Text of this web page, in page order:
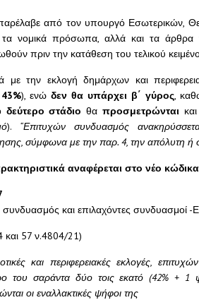
από τον υπουργό Εσωτερικών,
νομικά πρόσωπα, αλλά και τα
πριν την κατάθεση του τελικού
με την εκλογή δημάρχων και
43%), ενώ δεν θα υπάρχει β΄ γύρος ,
δεύτερο στάδιοθα προσμετρώνται
). “Επιτυχών συνδυασμός
σύμφωνα με την παρ. 4, την απόλυτη ή
αναφέρεται στο νέο
και επιλαχόντες συνδυασμοί -
και 57 ν.4804/21)
και περιφερειακές εκλογές,
του σαράντα δύο τοις εκατό (42% +
οι εναλλακτικές ψήφοι της